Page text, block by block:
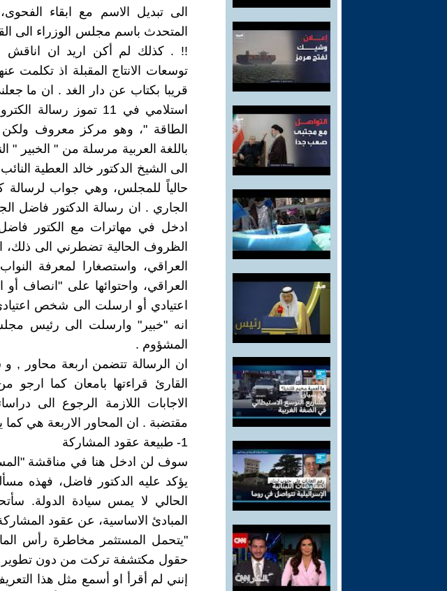
الى تبديل الاسم مع ابقاء
المتحدث باسم مجلس الوزراء الى
!! . كذلك لم أكن اريد ان اناقش
توسعات الانتاج المقبلة اذ تكلمت
قريبا بكتاب عن دار الغد . ان ما
استلامي في 11 تموز
الطاقة "، وهو مركز معروف
باللغة العربية مرسلة من " الخبير "
الى الشيخ الدكتور خالد العطية
الجاري . ان رسالة الدكتور فاضل
ادخل في مهاترات مع الكتور
الظروف الحالية تضطرني الى ذلك،
العراقي، واستصغارا لمعرفة
العراقي، واحتوائها على "انصاف
اعتيادي أو ارسلت الى شخص
انه "خبير" وارسلت الى رئيس
المشؤوم .
ان الرسالة تتضمن اربعة محاور ,
القارئ قراءتها بامعان كما
الاجابات اللازمة الرجوع الى
مقتضبة . ان المحاور الاربعة هي كما
1- طبيعة عقود المشاركة
سوف لن ادخل هنا في مناقشة
يؤكد عليه الدكتور فاضل، فهذه
الحالي لا يمس سيادة الدولة.
المبادئ الاساسية، عن عقود
"يتحمل المستثمر مخاطرة رأس
حقول مكتشفة تركت من دون تطوير منذ
إنني لم أقرأ او أسمع مثل هذا